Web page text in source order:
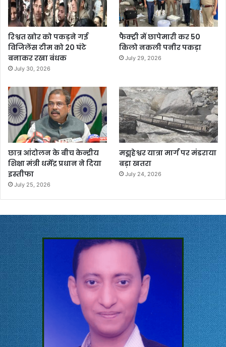
रिश्वत खोर को पकड़ने गई
विजिलेंस टीम को 20 घंटे
बनाकर रखा बंधक
July 30, 2026
फैक्ट्री में छापेमारी कर 50
किलो नकली पनीर पकड़ा
July 29, 2026
छात्र आंदोलन के बीच केन्द्रीय
शिक्षा मंत्री धर्मेंद्र प्रधान ने दिया
इस्तीफा
July 25, 2026
मद्महेश्वर यात्रा मार्ग पर मंडराया
बड़ा खतरा
July 24, 2026